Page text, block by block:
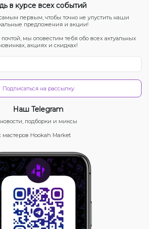
в курсе всех событий
первым, чтобы точно не упустить наши
предложения и акции!
мы оповестим тебя обо всех актуальных
акциях и скидках!
Подписаться на рассылку
Наш Telegram
подборки и миксы
мастеров Hookah Market